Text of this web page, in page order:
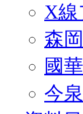
X線
森
國
今